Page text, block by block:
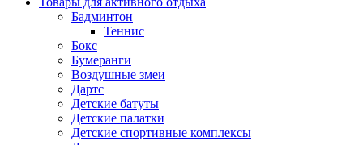
Бадминтон
Теннис
Бокс
Бумеранги
Воздушные змеи
Дартс
Детские батуты
Детские палатки
Детские спортивные комплексы